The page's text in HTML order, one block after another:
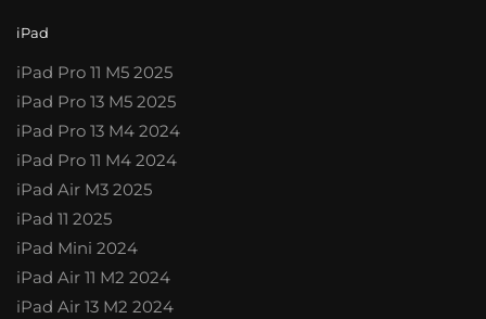
iPad
iPad Pro 11 M5 2025
iPad Pro 13 M5 2025
iPad Pro 13 M4 2024
iPad Pro 11 M4 2024
iPad Air M3 2025
iPad 11 2025
iPad Mini 2024
iPad Air 11 M2 2024
iPad Air 13 M2 2024